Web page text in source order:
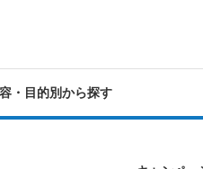
・目的別から探す